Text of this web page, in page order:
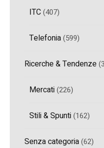
ITC(407)
Telefonia(599)
Ricerche & Tendenze
Mercati(226)
Stili & Spunti(162)
Senza categoria(62)